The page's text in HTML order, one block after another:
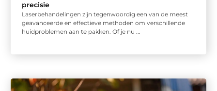
precisie
Laserbehandelingen zijn tegenwoordig een van de meest
geavanceerde en effectieve methoden om verschillende
huidproblemen aan te pakken. Of je nu ...